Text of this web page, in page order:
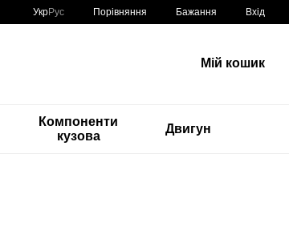
УкрРус Порівняння Бажання Вхід
Мій кошик
Компоненти
кузова
Двигун